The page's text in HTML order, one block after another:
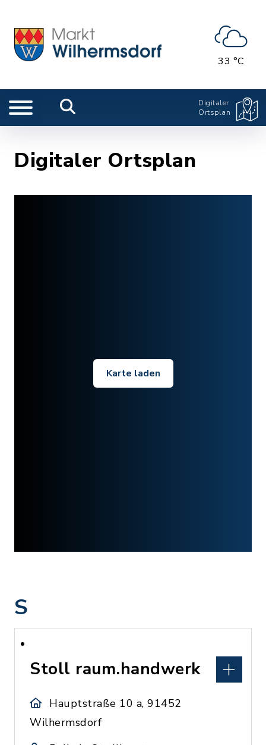
33 °C
Digitaler
Ortsplan
Digitaler Ortsplan
Karte laden
S
Stoll raum.handwerk
Hauptstraße 10 a, 91452
Wilhermsdorf